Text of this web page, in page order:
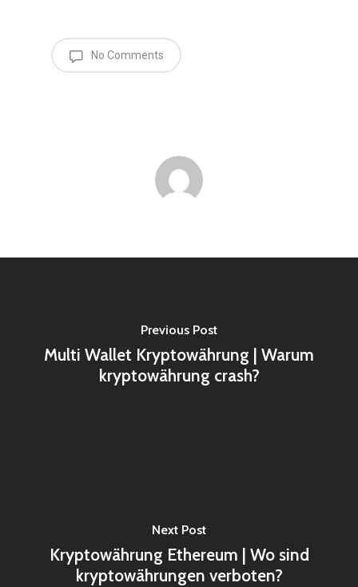
No Comments
Previous Post
Multi Wallet Kryptowährung | Warum
kryptowährung crash?
Next Post
Kryptowährung Ethereum | Wo sind
kryptowährungen verboten?